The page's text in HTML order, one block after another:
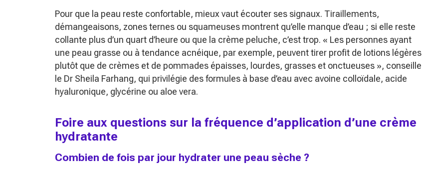
Pour que la peau reste confortable, mieux vaut écouter ses signaux. Tiraillements,
démangeaisons, zones ternes ou squameuses montrent qu’elle manque d’eau ; si elle reste
collante plus d’un quart d’heure ou que la crème peluche, c’est trop. « Les personnes ayant
une peau grasse ou à tendance acnéique, par exemple, peuvent tirer profit de lotions légères
plutôt que de crèmes et de pommades épaisses, lourdes, grasses et onctueuses », conseille
le Dr Sheila Farhang, qui privilégie des formules à base d’eau avec avoine colloïdale, acide
hyaluronique, glycérine ou aloe vera.
Foire aux questions sur la fréquence d’application d’une crème
hydratante
Combien de fois par jour hydrater une peau sèche ?